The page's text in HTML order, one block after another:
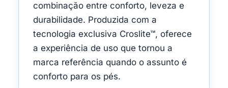
combinação entre conforto, leveza e
durabilidade. Produzida com a
tecnologia exclusiva Croslite™, oferece
a experiência de uso que tornou a
marca referência quando o assunto é
conforto para os pés.